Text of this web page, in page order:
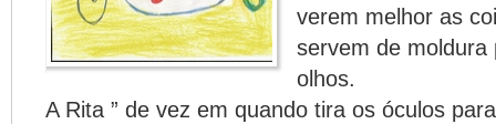
verem melhor as
servem de moldura
olhos.
A Rita ” de vez em quando tira os óculos